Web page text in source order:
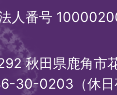
人番号
秋田県鹿角市
30-0203（休